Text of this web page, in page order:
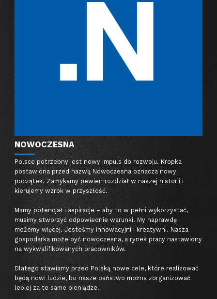
NOWOCZESNA
Polsce potrzebny jest nowy impuls do rozwoju. Kropka
postawiona przed nazwą Nowoczesna oznacza nowy
początek. Zamykamy pewien rozdział w naszej historii i
kierujemy wzrok w przyszłość.
Mamy potencjał i aspiracje – aby to w pełni wykorzystać,
musimy stworzyć odpowiednie warunki. My naprawdę
możemy więcej. Jesteśmy innowacyjni i kreatywni. Nasza
gospodarka może być nowoczesna, a rynek pracy nastawiony
na wykwalifikowanych pracowników.
Dlatego stawiamy przed Polską nowe cele, które realizować
będą nowi ludzie, bo nasze państwo można zorganizować
lepiej za te same pieniądze.